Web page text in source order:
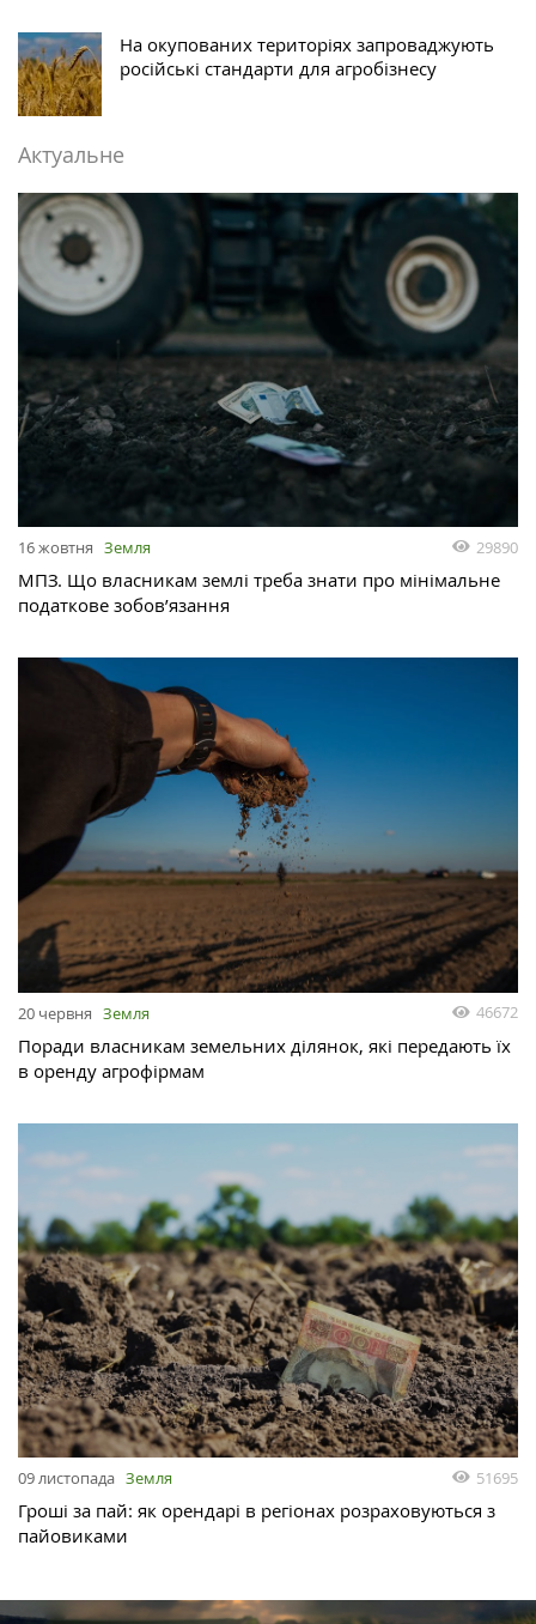
На окупованих територіях запроваджують
російські стандарти для агробізнесу
Актуальне
16 жовтня Земля 29890
МПЗ. Що власникам землі треба знати про мінімальне
податкове зобов’язання
20 червня Земля 46672
Поради власникам земельних ділянок, які передають їх
в оренду агрофірмам
09 листопада Земля 51695
Гроші за пай: як орендарі в регіонах розраховуються з
пайовиками